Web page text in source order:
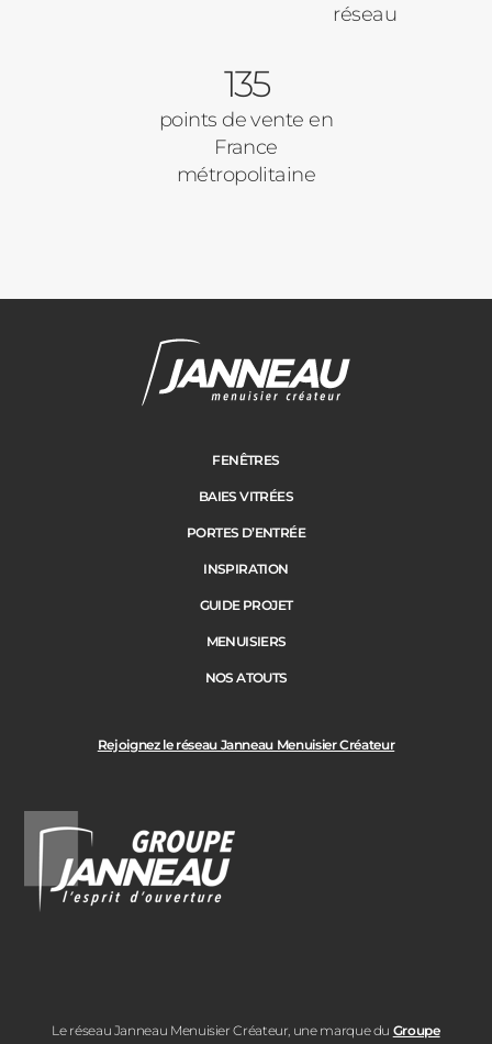
réseau
135
points de vente en
France
métropolitaine
Rejoignez le réseau Janneau Menuisier Créateur
Le réseau Janneau Menuisier Créateur, une marque du Groupe
FENÊTRES
BAIES VITRÉES
PORTES D’ENTRÉE
INSPIRATION
GUIDE PROJET
MENUISIERS
NOS ATOUTS